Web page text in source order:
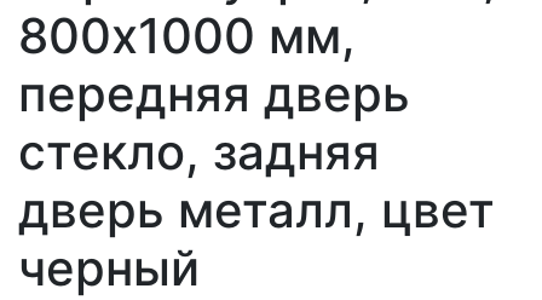
800х1000 мм,
передняя дверь
стекло, задняя
дверь металл, цвет
черный